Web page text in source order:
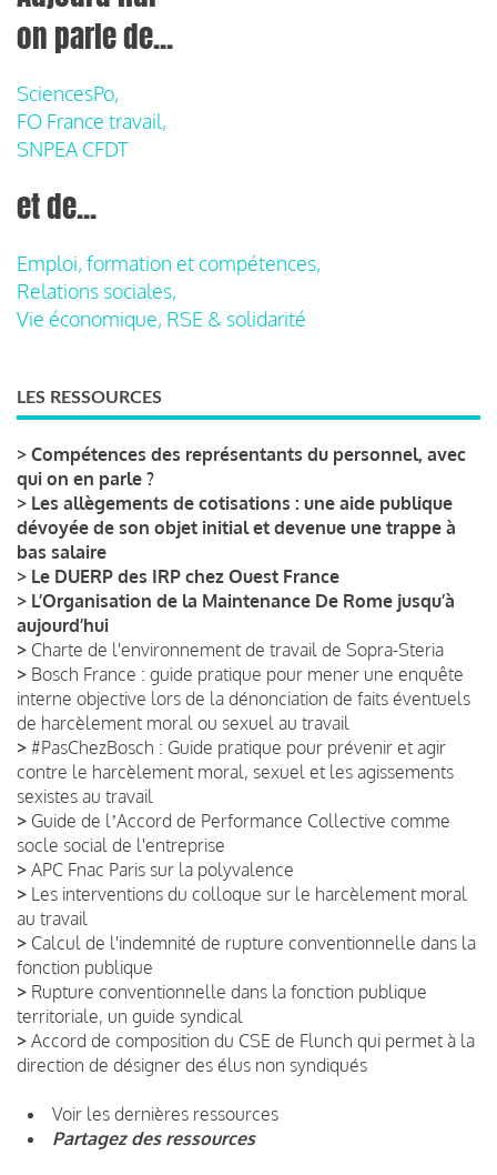
on parle de...
SciencesPo,
FO France travail,
SNPEA CFDT
et de...
Emploi, formation et compétences,
Relations sociales,
Vie économique, RSE & solidarité
LES RESSOURCES
> Compétences des représentants du personnel, avec
qui on en parle ?
> Les allègements de cotisations : une aide publique
dévoyée de son objet initial et devenue une trappe à
bas salaire
> Le DUERP des IRP chez Ouest France
> L’Organisation de la Maintenance De Rome jusqu’à
aujourd’hui
> Charte de l'environnement de travail de Sopra-Steria
> Bosch France : guide pratique pour mener une enquête
interne objective lors de la dénonciation de faits éventuels
de harcèlement moral ou sexuel au travail
> #PasChezBosch : Guide pratique pour prévenir et agir
contre le harcèlement moral, sexuel et les agissements
sexistes au travail
> Guide de lʼAccord de Performance Collective comme
socle social de l'entreprise
> APC Fnac Paris sur la polyvalence
> Les interventions du colloque sur le harcèlement moral
au travail
> Calcul de l'indemnité de rupture conventionnelle dans la
fonction publique
> Rupture conventionnelle dans la fonction publique
territoriale, un guide syndical
> Accord de composition du CSE de Flunch qui permet à la
direction de désigner des élus non syndiqués
Voir les dernières ressources
Partagez des ressources